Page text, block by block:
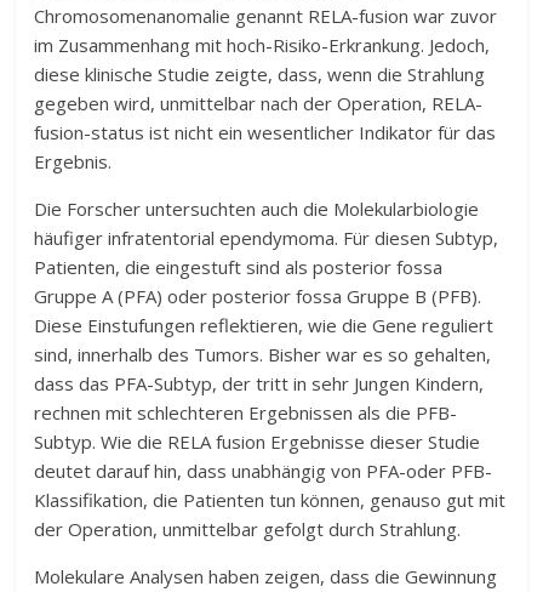
Chromosomenanomalie genannt RELA-fusion war zuvor
im Zusammenhang mit hoch-Risiko-Erkrankung. Jedoch,
diese klinische Studie zeigte, dass, wenn die Strahlung
gegeben wird, unmittelbar nach der Operation, RELA-
fusion-status ist nicht ein wesentlicher Indikator für das
Ergebnis.
Die Forscher untersuchten auch die Molekularbiologie
häufiger infratentorial ependymoma. Für diesen Subtyp,
Patienten, die eingestuft sind als posterior fossa
Gruppe A (PFA) oder posterior fossa Gruppe B (PFB).
Diese Einstufungen reflektieren, wie die Gene reguliert
sind, innerhalb des Tumors. Bisher war es so gehalten,
dass das PFA-Subtyp, der tritt in sehr Jungen Kindern,
rechnen mit schlechteren Ergebnissen als die PFB-
Subtyp. Wie die RELA fusion Ergebnisse dieser Studie
deutet darauf hin, dass unabhängig von PFA-oder PFB-
Klassifikation, die Patienten tun können, genauso gut mit
der Operation, unmittelbar gefolgt durch Strahlung.
Molekulare Analysen haben zeigen, dass die Gewinnung